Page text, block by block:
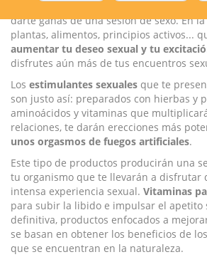
darte ganas de una sesión de sexo. En
plantas, alimentos, principios activos...
aumentar tu deseo sexual y tu
disfrutes aún más de tus encuentros
Los estimulantes sexuales que te
son justo así: preparados con hierbas y
aminoácidos y vitaminas que
relaciones, te darán erecciones más
unos orgasmos de fuegos artificiales.
Este tipo de productos producirán una
tu organismo que te llevarán a disfrutar
intensa experiencia sexual. Vitaminas
para subir la libido e impulsar el apetito
definitiva, productos enfocados a
se basan en obtener los beneficios de
que se encuentran en la naturaleza.